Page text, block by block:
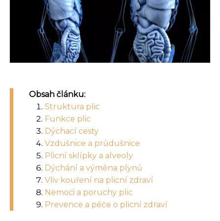
Obsah článku:
Struktura plic
Funkce plic
Dýchací cesty
Vzdušnice a průdušnice
Plicní sklípky a alveoly
Dýchání a výměna plynů
Vliv kouření na plicní zdraví
Nemoci a poruchy plic
Prevence a péče o plicní zdraví